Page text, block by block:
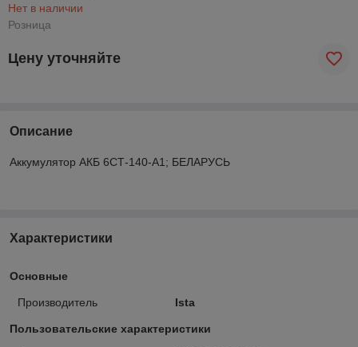
Нет в наличии
Розница
Цену уточняйте
Описание
Аккумулятор АКБ 6СТ-140-А1; БЕЛАРУСЬ
Характеристики
Основные
Производитель Ista
Пользовательские характеристики